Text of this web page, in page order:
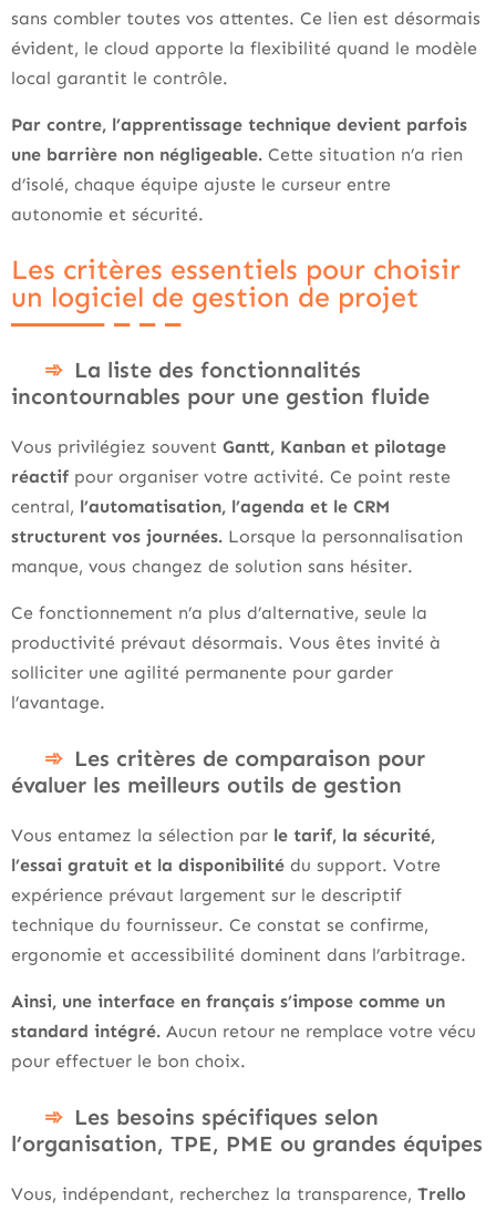
sans combler toutes vos attentes. Ce lien est désormais
évident, le cloud apporte la flexibilité quand le modèle
local garantit le contrôle.
Par contre, l’apprentissage technique devient parfois
une barrière non négligeable. Cette situation n’a rien
d’isolé, chaque équipe ajuste le curseur entre
autonomie et sécurité.
Les critères essentiels pour choisir
un logiciel de gestion de projet
La liste des fonctionnalités
incontournables pour une gestion fluide
Vous privilégiez souvent Gantt, Kanban et pilotage
réactif pour organiser votre activité. Ce point reste
central, l’automatisation, l’agenda et le CRM
structurent vos journées. Lorsque la personnalisation
manque, vous changez de solution sans hésiter.
Ce fonctionnement n’a plus d’alternative, seule la
productivité prévaut désormais. Vous êtes invité à
solliciter une agilité permanente pour garder
l’avantage.
Les critères de comparaison pour
évaluer les meilleurs outils de gestion
Vous entamez la sélection par le tarif, la sécurité,
l’essai gratuit et la disponibilité du support. Votre
expérience prévaut largement sur le descriptif
technique du fournisseur. Ce constat se confirme,
ergonomie et accessibilité dominent dans l’arbitrage.
Ainsi, une interface en français s’impose comme un
standard intégré. Aucun retour ne remplace votre vécu
pour effectuer le bon choix.
Les besoins spécifiques selon
l’organisation, TPE, PME ou grandes équipes
Vous, indépendant, recherchez la transparence, Trello